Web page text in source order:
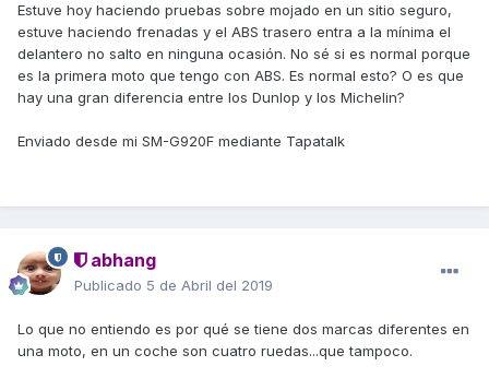
Estuve hoy haciendo pruebas sobre mojado en un sitio seguro,
estuve haciendo frenadas y el ABS trasero entra a la mínima el
delantero no salto en ninguna ocasión. No sé si es normal porque
es la primera moto que tengo con ABS. Es normal esto? O es que
hay una gran diferencia entre los Dunlop y los Michelin?
Enviado desde mi SM-G920F mediante Tapatalk
abhang
Publicado 5 de Abril del 2019
Lo que no entiendo es por qué se tiene dos marcas diferentes en
una moto, en un coche son cuatro ruedas...que tampoco.